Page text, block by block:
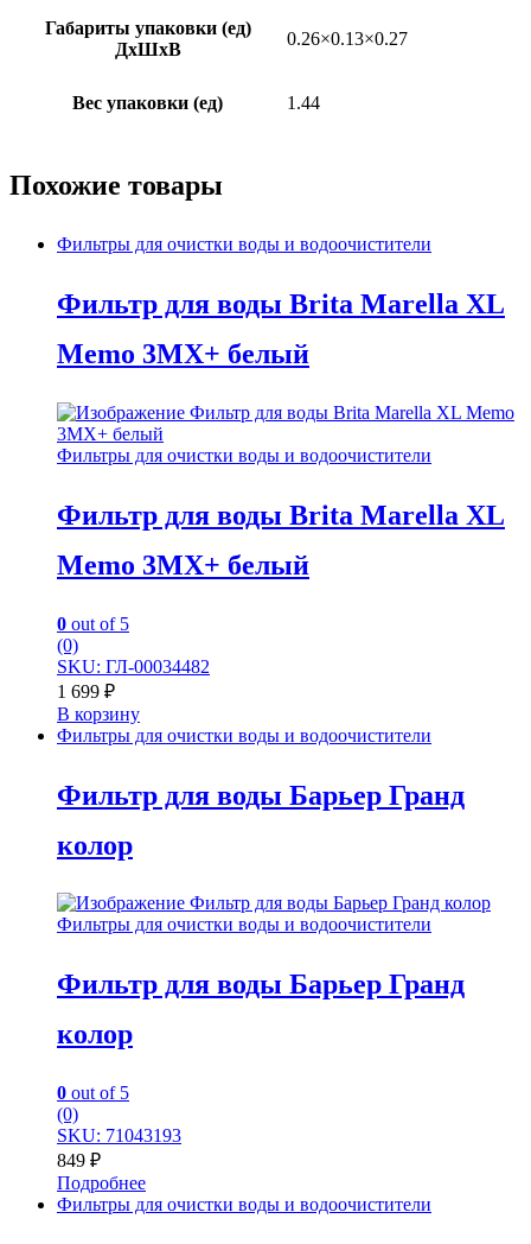
Габариты упаковки (ед)
ДхШхВ
0.26×0.13×0.27
Вес упаковки (ед) 1.44
Похожие товары
Фильтры для очистки воды и водоочистители
Фильтр для воды Brita Marella XL
Memo 3MX+ белый
Фильтры для очистки воды и водоочистители
Фильтр для воды Brita Marella XL
Memo 3MX+ белый
0 out of 5
(0)
SKU: ГЛ-00034482
1 699 ₽
В корзину
Фильтры для очистки воды и водоочистители
Фильтр для воды Барьер Гранд
колор
Фильтры для очистки воды и водоочистители
Фильтр для воды Барьер Гранд
колор
0 out of 5
(0)
SKU: 71043193
849 ₽
Подробнее
Фильтры для очистки воды и водоочистители